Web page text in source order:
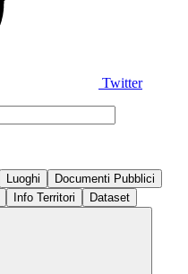
Twitter
Luoghi
Documenti Pubblici
Info Territori Dataset